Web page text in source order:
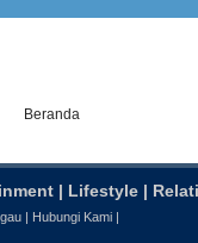
Beranda
| Lifestyle |
| Hubungi Kami |